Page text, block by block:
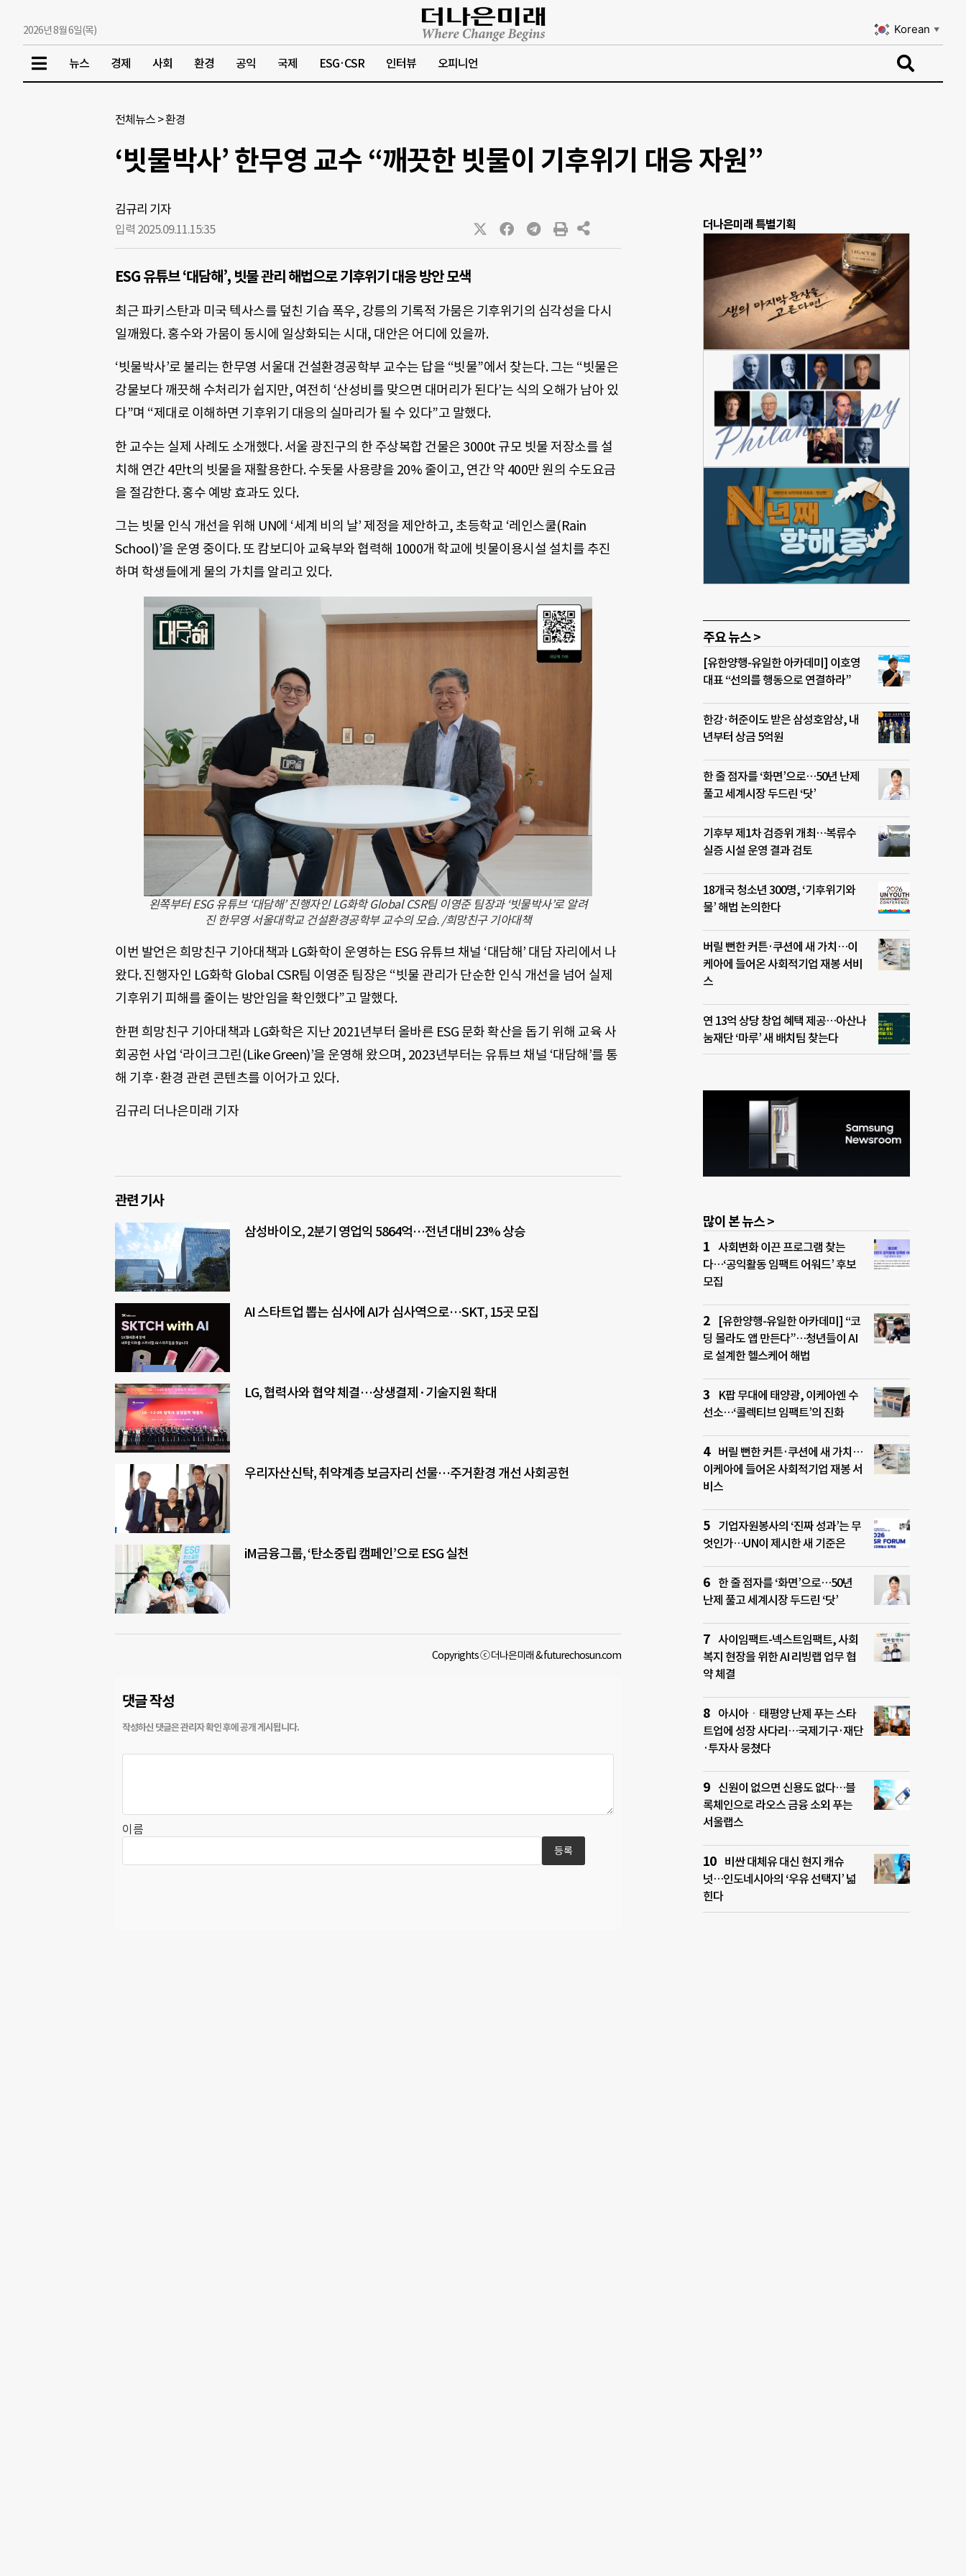
2026년 8월 6일(목) Korean ▼
뉴스 경제 사회 환경 공익 국제 ESG·CSR 인터뷰 오피니언
전체뉴스 >환경
‘빗물박사’ 한무영 교수 “깨끗한 빗물이 기후위기 대응 자원”
김규리 기자
입력 2025.09.11.15:35
ESG 유튜브 ‘대담해’, 빗물 관리 해법으로 기후위기 대응 방안 모색
최근 파키스탄과 미국 텍사스를 덮친 기습 폭우, 강릉의 기록적 가뭄은 기후위기의 심각성을 다시
일깨웠다. 홍수와 가뭄이 동시에 일상화되는 시대, 대안은 어디에 있을까.
‘빗물박사’로 불리는 한무영 서울대 건설환경공학부 교수는 답을 “빗물”에서 찾는다. 그는 “빗물은
강물보다 깨끗해 수처리가 쉽지만, 여전히 ‘산성비를 맞으면 대머리가 된다’는 식의 오해가 남아 있
다”며 “제대로 이해하면 기후위기 대응의 실마리가 될 수 있다”고 말했다.
한 교수는 실제 사례도 소개했다. 서울 광진구의 한 주상복합 건물은 3000t 규모 빗물 저장소를 설
치해 연간 4만t의 빗물을 재활용한다. 수돗물 사용량을 20% 줄이고, 연간 약 400만 원의 수도요금
을 절감한다. 홍수 예방 효과도 있다.
그는 빗물 인식 개선을 위해 UN에 ‘세계 비의 날’ 제정을 제안하고, 초등학교 ‘레인스쿨(Rain
School)’을 운영 중이다. 또 캄보디아 교육부와 협력해 1000개 학교에 빗물이용시설 설치를 추진
하며 학생들에게 물의 가치를 알리고 있다.
왼쪽부터 ESG 유튜브 ‘대담해’ 진행자인 LG화학 Global CSR팀 이영준 팀장과 ‘빗물박사’로 알려
진 한무영 서울대학교 건설환경공학부 교수의 모습. /희망친구 기아대책
이번 발언은 희망친구 기아대책과 LG화학이 운영하는 ESG 유튜브 채널 ‘대담해’ 대담 자리에서 나
왔다. 진행자인 LG화학 Global CSR팀 이영준 팀장은 “빗물 관리가 단순한 인식 개선을 넘어 실제
기후위기 피해를 줄이는 방안임을 확인했다”고 말했다.
한편 희망친구 기아대책과 LG화학은 지난 2021년부터 올바른 ESG 문화 확산을 돕기 위해 교육 사
회공헌 사업 ‘라이크그린(Like Green)’을 운영해 왔으며, 2023년부터는 유튜브 채널 ‘대담해’를 통
해 기후·환경 관련 콘텐츠를 이어가고 있다.
김규리 더나은미래 기자
관련 기사
삼성바이오, 2분기 영업익 5864억…전년 대비 23% 상승
AI 스타트업 뽑는 심사에 AI가 심사역으로…SKT, 15곳 모집
LG, 협력사와 협약 체결…상생결제·기술지원 확대
우리자산신탁, 취약계층 보금자리 선물…주거환경 개선 사회공헌
iM금융그룹, ‘탄소중립 캠페인’으로 ESG 실천
Copyrights ⓒ 더나은미래 & futurechosun.com
댓글 작성
이름
더나은미래 특별기획
주요 뉴스 >
[유한양행-유일한 아카데미] 이호영
대표 “선의를 행동으로 연결하라”
한강·허준이도 받은 삼성호암상, 내
년부터 상금 5억원
한 줄 점자를 ‘화면’으로…50년 난제
풀고 세계시장 두드린 ‘닷’
기후부 제1차 검증위 개최…복류수
실증 시설 운영 결과 검토
18개국 청소년 300명, ‘기후위기와
물’ 해법 논의한다
버릴 뻔한 커튼·쿠션에 새 가치…이
케아에 들어온 사회적기업 재봉 서비
스
연 13억 상당 창업 혜택 제공…아산나
눔재단 ‘마루’ 새 배치팀 찾는다
많이 본 뉴스 >
사회변화 이끈 프로그램 찾는
다…‘공익활동 임팩트 어워드’ 후보
모집
[유한양행-유일한 아카데미] “코
딩 몰라도 앱 만든다”…청년들이 AI
로 설계한 헬스케어 해법
K팝 무대에 태양광, 이케아엔 수
선소…‘콜렉티브 임팩트’의 진화
버릴 뻔한 커튼·쿠션에 새 가치…
이케아에 들어온 사회적기업 재봉 서
비스
기업자원봉사의 ‘진짜 성과’는 무
엇인가…UN이 제시한 새 기준은
한 줄 점자를 ‘화면’으로…50년
난제 풀고 세계시장 두드린 ‘닷’
사이임팩트-넥스트임팩트, 사회
복지 현장을 위한 AI 리빙랩 업무 협
약 체결
아시아ㆍ태평양 난제 푸는 스타
트업에 성장 사다리…국제기구·재단
·투자사 뭉쳤다
신원이 없으면 신용도 없다…블
록체인으로 라오스 금융 소외 푸는
서울랩스
비싼 대체유 대신 현지 캐슈
넛…인도네시아의 ‘우유 선택지’ 넓
힌다